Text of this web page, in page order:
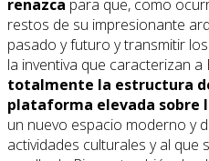
renazca para que, como
restos de su impresionante
pasado y futuro y transmitir
la inventiva que caracterizan a
totalmente la estructura
plataforma elevada sobre
un nuevo espacio moderno y
actividades culturales y al que